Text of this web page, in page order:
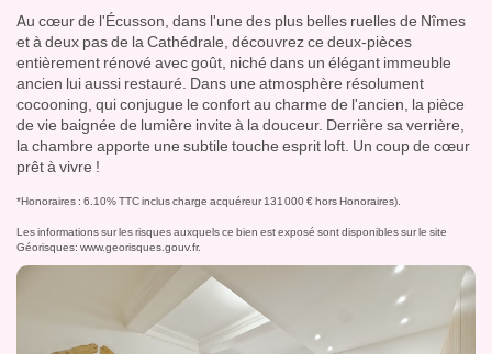
Au cœur de l'Écusson, dans l'une des plus belles ruelles de Nîmes
et à deux pas de la Cathédrale, découvrez ce deux-pièces
entièrement rénové avec goût, niché dans un élégant immeuble
ancien lui aussi restauré. Dans une atmosphère résolument
cocooning, qui conjugue le confort au charme de l'ancien, la pièce
de vie baignée de lumière invite à la douceur. Derrière sa verrière,
la chambre apporte une subtile touche esprit loft. Un coup de cœur
prêt à vivre !
*Honoraires : 6.10% TTC inclus charge acquéreur 131 000 € hors Honoraires).
Les informations sur les risques auxquels ce bien est exposé sont disponibles sur le site
Géorisques: www.georisques.gouv.fr.